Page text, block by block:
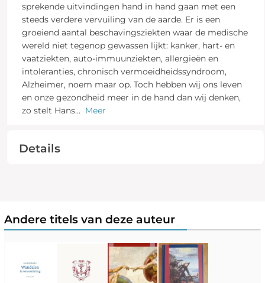
sprekende uitvindingen hand in hand gaan met een
steeds verdere vervuiling van de aarde. Er is een
groeiend aantal beschavingsziekten waar de medische
wereld niet tegenop gewassen lijkt: kanker, hart- en
vaatziekten, auto-immuunziekten, allergieën en
intoleranties, chronisch vermoeidheidssyndroom,
Alzheimer, noem maar op. Toch hebben wij ons leven
en onze gezondheid meer in de hand dan wij denken,
zo stelt Hans... Meer
Details
Andere titels van deze auteur